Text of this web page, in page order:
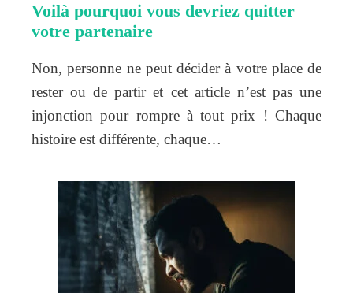
Voilà pourquoi vous devriez quitter
votre partenaire
Non, personne ne peut décider à votre place de
rester ou de partir et cet article n’est pas une
injonction pour rompre à tout prix ! Chaque
histoire est différente, chaque…